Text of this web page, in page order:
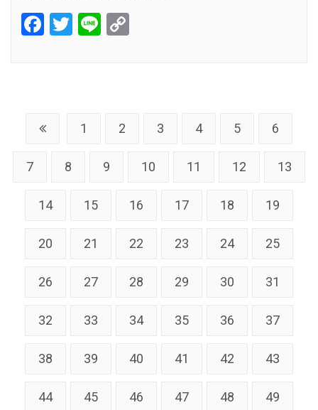
Facebook
Twitter
Line
1 2 3 4 5 6
7 8 9 10 11 12 13
14 15 16 17 18 19
20 21 22 23 24 25
26 27 28 29 30 31
32 33 34 35 36 37
38 39 40 41 42 43
44 45 46 47 48 49